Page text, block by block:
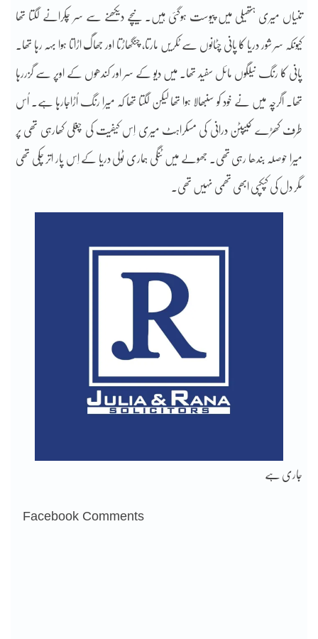
تنیاں میری ہتھیلی میں پیوست ہوگئی ہیں۔ نیچے دیکھنے سے سر چکرانے لگتا تھا
کیونکہ سر شور دریا کا پانی چٹانوں سے ٹکریں مارتا، چنگھاڑتا اور جھاگ اڑاتا ہوا بہہ رہا تھا۔
پانی کا رنگ نیلگوں مائل سفید تھا۔ میں دیو کے سر اور کندھوں کے اوپر سے گزررہا
تھا۔ اگرچہ میں نے خود کو سنبھالا ہوا تھا لیکن لگتا تھا کہ میرا رنگ اُڑاجارہا ہے۔ اُس
طرف کھڑے کیپٹن درانی کی مسکراہٹ میری اِس کیفیت کی چغلی کھارہی تھی پر
میرا حوصلہ بندھا رہی تھی۔ جھولے میں ٹنگی ہماری ٹولی دریا کے اِس پار اتر چکی تھی
مگر دل کی کپکپی ابھی تھمی نہیں تھی۔
جاری ہے
Facebook Comments